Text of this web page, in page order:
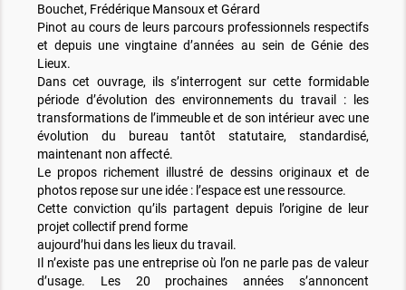
Bouchet, Frédérique Mansoux et Gérard
Pinot au cours de leurs parcours professionnels respectifs
et depuis une vingtaine d’années au sein de Génie des
Lieux.
Dans cet ouvrage, ils s’interrogent sur cette formidable
période d’évolution des environnements du travail : les
transformations de l’immeuble et de son intérieur avec une
évolution du bureau tantôt statutaire, standardisé,
maintenant non affecté.
Le propos richement illustré de dessins originaux et de
photos repose sur une idée : l’espace est une ressource.
Cette conviction qu’ils partagent depuis l’origine de leur
projet collectif prend forme
aujourd’hui dans les lieux du travail.
Il n’existe pas une entreprise où l’on ne parle pas de valeur
d’usage. Les 20 prochaines années s’annoncent